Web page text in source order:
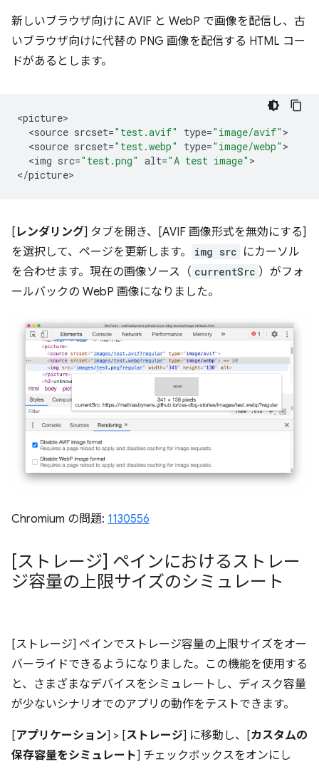
新しいブラウザ向けに AVIF と WebP で画像を配信し、古
いブラウザ向けに代替の PNG 画像を配信する HTML コー
ドがあるとします。
<picture
<source srcset="test.avif" type="image/avif"
<source srcset="test.webp" type="image/webp"
<img src="test.png" alt="A test image" >
</picture
[ レンダリング] タブを開き、[AVIF 画像形式を無効にする]
を選択して、ページを更新します。
img src にカーソル
を合わせます。現在の画像ソース（ currentSrc ）がフォ
ールバックの WebP 画像になりました。
Chromium の問題: 1130556
[ストレージ] ペインにおけるストレー
ジ容量の上限サイズのシミュレート
[ストレージ] ペインでストレージ容量の上限サイズをオー
バーライドできるようになりました。この機能を使用する
と、さまざまなデバイスをシミュレートし、ディスク容量
が少ないシナリオでのアプリの動作をテストできます。
[アプリケーション] > [ストレージ] に移動し、[カスタムの
保存容量をシミュレート] チェックボックスをオンにし